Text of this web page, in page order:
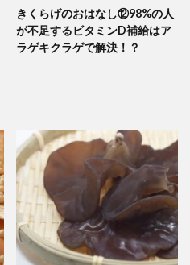
きくらげのおはなし⑫98%の人
が不足するビタミンD補給はア
ラゲキクラゲで解決！？